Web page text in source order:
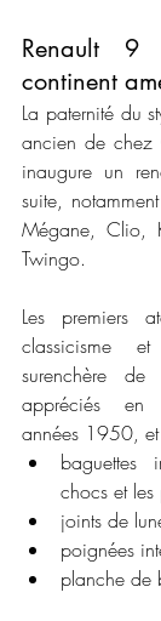
Renault
continent
La paternité du
ancien de chez
inaugure un
suite,
Mégane, Clio,
Twingo.
Les premiers
classicisme
surenchère de
appréciés en
années 1950, et
baguettes
chocs et les
joints de
poignées
planche de